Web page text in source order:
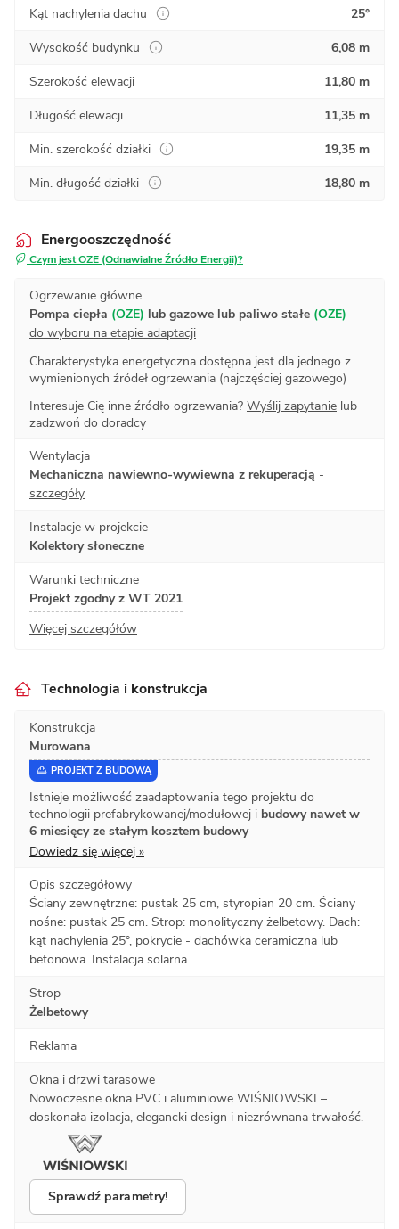
Kąt nachylenia dachu
25°
Wysokość budynku
6,08 m
Szerokość elewacji
11,80 m
Długość elewacji
11,35 m
Min. szerokość działki
19,35 m
Min. długość działki
18,80 m
Energooszczędność
Czym jest OZE (Odnawialne Źródło Energii)?
Ogrzewanie główne
Pompa ciepła (OZE) lub gazowe lub paliwo stałe (OZE) -
do wyboru na etapie adaptacji
Charakterystyka energetyczna dostępna jest dla jednego z
wymienionych źródeł ogrzewania (najczęściej gazowego)
Interesuje Cię inne źródło ogrzewania? Wyślij zapytanie lub
zadzwoń do doradcy
Wentylacja
Mechaniczna nawiewno-wywiewna z rekuperacją -
szczegóły
Instalacje w projekcie
Kolektory słoneczne
Warunki techniczne
Projekt zgodny z WT 2021
Więcej szczegółów
Technologia i konstrukcja
Konstrukcja
Murowana
PROJEKT Z BUDOWĄ
Istnieje możliwość zaadaptowania tego projektu do
technologii prefabrykowanej/modułowej i budowy nawet w
6 miesięcy ze stałym kosztem budowy
Dowiedz się więcej »
Opis szczegółowy
Ściany zewnętrzne: pustak 25 cm, styropian 20 cm. Ściany
nośne: pustak 25 cm. Strop: monolityczny żelbetowy. Dach:
kąt nachylenia 25°, pokrycie - dachówka ceramiczna lub
betonowa. Instalacja solarna.
Strop
Żelbetowy
Reklama
Okna i drzwi tarasowe
Nowoczesne okna PVC i aluminiowe WIŚNIOWSKI –
doskonała izolacja, elegancki design i niezrównana trwałość.
Sprawdź parametry!